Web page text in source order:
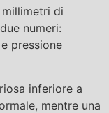
millimetri di
numeri:
pressione
inferiore a
mentre una